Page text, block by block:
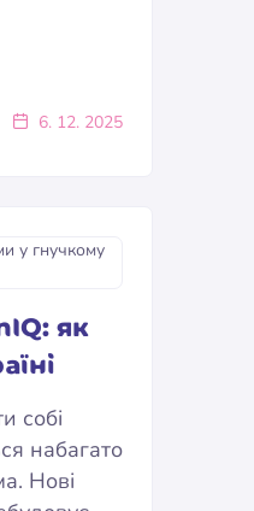
6. 12. 2025
як
собі
набагато
Нові